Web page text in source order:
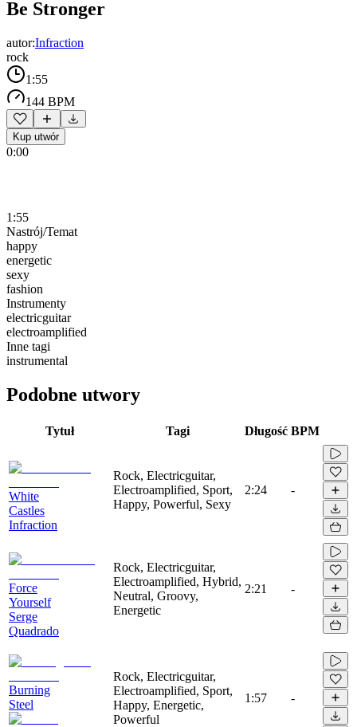
Be Stronger
autor:Infraction
rock
1:55
144 BPM
Kup utwór
0:00
1:55
Nastrój/Temat
happy
energetic
sexy
fashion
Instrumenty
electricguitar
electroamplified
Inne tagi
instrumental
Podobne utwory
Tytuł Tagi Długość BPM
White
Castles
Infraction
Rock, Electricguitar,
Electroamplified, Sport,
Happy, Powerful, Sexy
2:24 -
Force
Yourself
Serge
Quadrado
Rock, Electricguitar,
Electroamplified, Hybrid,
Neutral, Groovy,
Energetic
2:21 -
Burning
Steel
Rock, Electricguitar,
Electroamplified, Sport,
Happy, Energetic,
Powerful
1:57 -